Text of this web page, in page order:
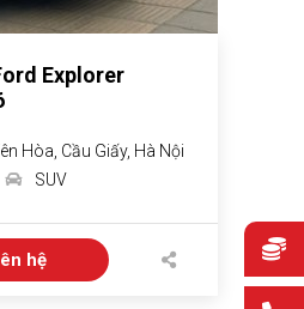
Explorer
Hòa, Cầu Giấy, Hà Nội
SUV
hệ